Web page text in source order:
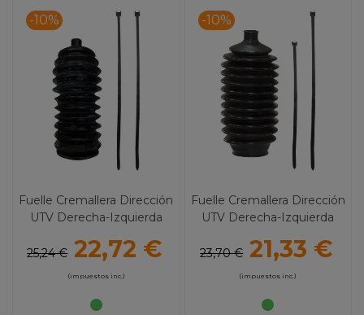
-10%
Fuelle Cremallera Dirección
UTV Derecha-Izquierda
25,24 € 22,72 €
(impuestos inc.)
-10%
Fuelle Cremallera Dirección
UTV Derecha-Izquierda
VIKING/WOLVERINE/YXZ
23,70 € 21,33 €
(impuestos inc.)